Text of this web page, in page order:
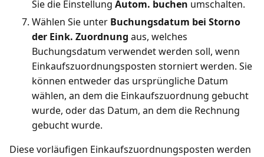
Sie die Einstellung Autom. buchen umschalten.
Wählen Sie unter Buchungsdatum bei Storno
der Eink. Zuordnung aus, welches
Buchungsdatum verwendet werden soll, wenn
Einkaufszuordnungsposten storniert werden. Sie
können entweder das ursprüngliche Datum
wählen, an dem die Einkaufszuordnung gebucht
wurde, oder das Datum, an dem die Rechnung
gebucht wurde.
Diese vorläufigen Einkaufszuordnungsposten werden